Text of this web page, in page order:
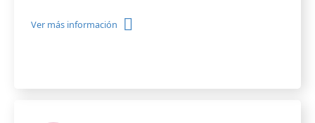
Ver más información